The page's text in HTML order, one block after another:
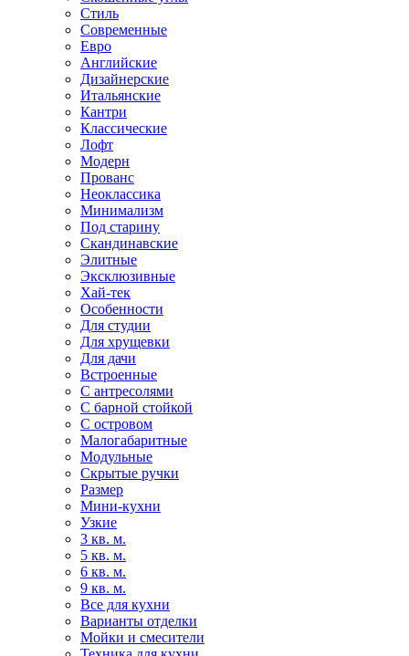
Стиль
Современные
Евро
Английские
Дизайнерские
Итальянские
Кантри
Классические
Лофт
Модерн
Прованс
Неоклассика
Минимализм
Под старину
Скандинавские
Элитные
Эксклюзивные
Хай-тек
Особенности
Для студии
Для хрущевки
Для дачи
Встроенные
С антресолями
С барной стойкой
С островом
Малогабаритные
Модульные
Скрытые ручки
Размер
Мини-кухни
Узкие
3 кв. м.
5 кв. м.
6 кв. м.
9 кв. м.
Все для кухни
Варианты отделки
Мойки и смесители